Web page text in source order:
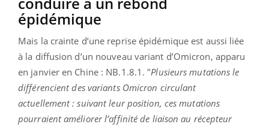
épidémique
Mais la crainte d’une reprise épidémique est aussi liée
à la diffusion d’un nouveau variant d’Omicron, apparu
en janvier en Chine : NB.1.8.1. "Plusieurs mutations le
différencient des variants Omicron circulant
actuellement : suivant leur position, ces mutations
pourraient améliorer l’affinité de liaison au récepteur